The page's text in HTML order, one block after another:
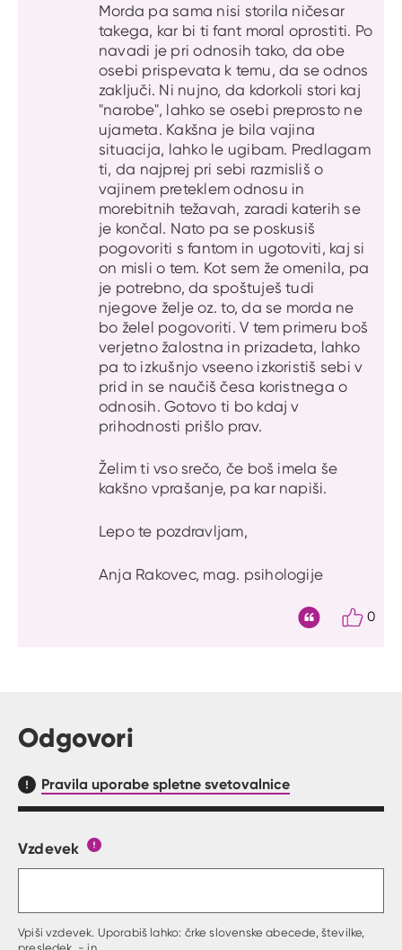
Morda pa sama nisi storila ničesar
takega, kar bi ti fant moral oprostiti. Po
navadi je pri odnosih tako, da obe
osebi prispevata k temu, da se odnos
zaključi. Ni nujno, da kdorkoli stori kaj
"narobe", lahko se osebi preprosto ne
ujameta. Kakšna je bila vajina
situacija, lahko le ugibam. Predlagam
ti, da najprej pri sebi razmisliš o
vajinem preteklem odnosu in
morebitnih težavah, zaradi katerih se
je končal. Nato pa se poskusiš
pogovoriti s fantom in ugotoviti, kaj si
on misli o tem. Kot sem že omenila, pa
je potrebno, da spoštuješ tudi
njegove želje oz. to, da se morda ne
bo želel pogovoriti. V tem primeru boš
verjetno žalostna in prizadeta, lahko
pa to izkušnjo vseeno izkoristiš sebi v
prid in se naučiš česa koristnega o
odnosih. Gotovo ti bo kdaj v
prihodnosti prišlo prav.
Želim ti vso srečo, če boš imela še
kakšno vprašanje, pa kar napiši.
Lepo te pozdravljam,
Anja Rakovec, mag. psihologije
0
Odgovori
Pravila uporabe spletne svetovalnice
Obrazec, kjer lahko zastaviš vprašanje
Vzdevek
Vpiši vzdevek. Uporabiš lahko: črke slovenske abecede, številke,